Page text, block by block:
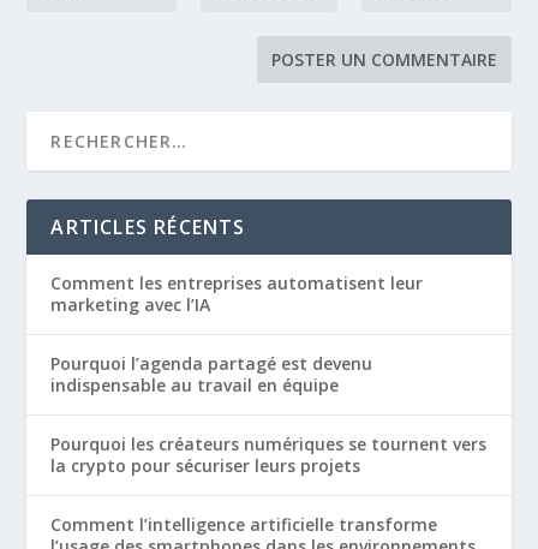
ARTICLES RÉCENTS
Comment les entreprises automatisent leur
marketing avec l’IA
Pourquoi l’agenda partagé est devenu
indispensable au travail en équipe
Pourquoi les créateurs numériques se tournent vers
la crypto pour sécuriser leurs projets
Comment l’intelligence artificielle transforme